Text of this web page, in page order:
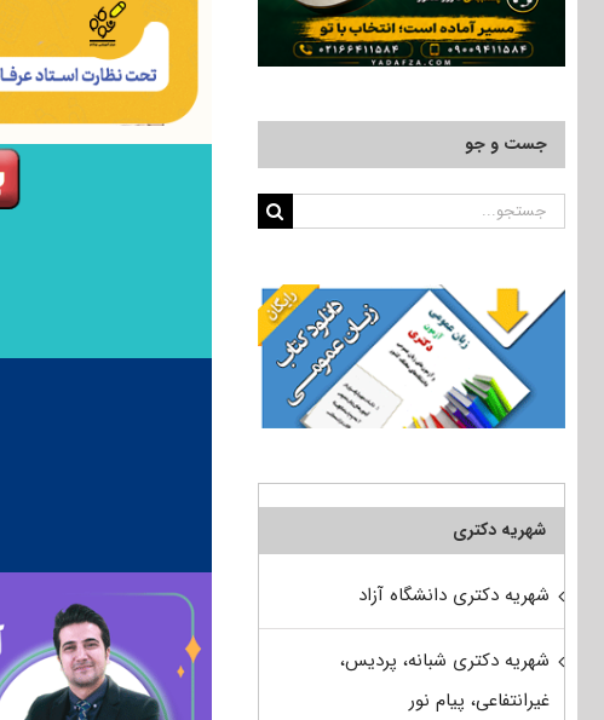
جست و جو
جستجو
شهریه دکتری
شهریه دکتری دانشگاه آزاد
شهریه دکتری شبانه، پردیس،
غیرانتفاعی، پیام نور